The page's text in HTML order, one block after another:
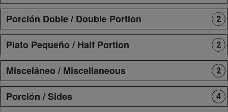
Porción Doble / Double Portion 2
Plato Pequeño / Half Portion 2
Misceláneo / Miscellaneous 2
Porción / Sides 4